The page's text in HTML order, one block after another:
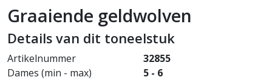
Graaiende geldwolven
Details van dit toneelstuk
Artikelnummer
32855
Dames (min - max)
5 - 6